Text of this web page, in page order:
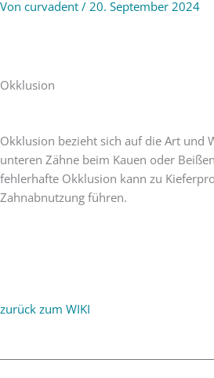
Von curvadent / 20. September 2024
Okklusion
Okklusion bezieht sich auf die Art und
unteren Zähne beim Kauen oder
fehlerhafte Okklusion kann zu
Zahnabnutzung führen.
zurück zum WIKI